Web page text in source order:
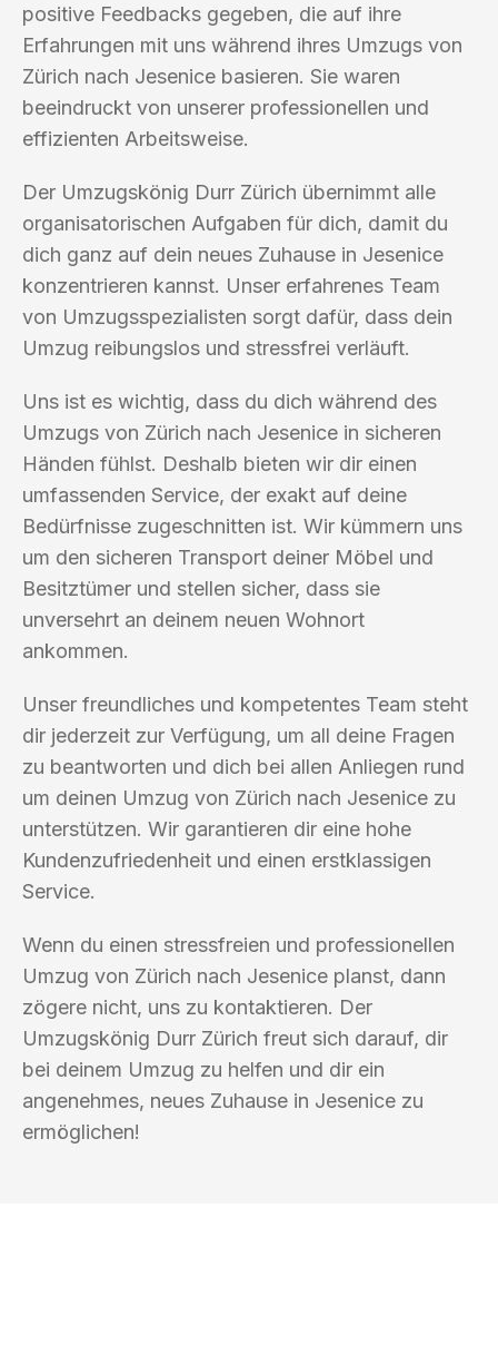
positive Feedbacks gegeben, die auf ihre
Erfahrungen mit uns während ihres Umzugs von
Zürich nach Jesenice basieren. Sie waren
beeindruckt von unserer professionellen und
effizienten Arbeitsweise.
Der Umzugskönig Durr Zürich übernimmt alle
organisatorischen Aufgaben für dich, damit du
dich ganz auf dein neues Zuhause in Jesenice
konzentrieren kannst. Unser erfahrenes Team
von Umzugsspezialisten sorgt dafür, dass dein
Umzug reibungslos und stressfrei verläuft.
Uns ist es wichtig, dass du dich während des
Umzugs von Zürich nach Jesenice in sicheren
Händen fühlst. Deshalb bieten wir dir einen
umfassenden Service, der exakt auf deine
Bedürfnisse zugeschnitten ist. Wir kümmern uns
um den sicheren Transport deiner Möbel und
Besitztümer und stellen sicher, dass sie
unversehrt an deinem neuen Wohnort
ankommen.
Unser freundliches und kompetentes Team steht
dir jederzeit zur Verfügung, um all deine Fragen
zu beantworten und dich bei allen Anliegen rund
um deinen Umzug von Zürich nach Jesenice zu
unterstützen. Wir garantieren dir eine hohe
Kundenzufriedenheit und einen erstklassigen
Service.
Wenn du einen stressfreien und professionellen
Umzug von Zürich nach Jesenice planst, dann
zögere nicht, uns zu kontaktieren. Der
Umzugskönig Durr Zürich freut sich darauf, dir
bei deinem Umzug zu helfen und dir ein
angenehmes, neues Zuhause in Jesenice zu
ermöglichen!